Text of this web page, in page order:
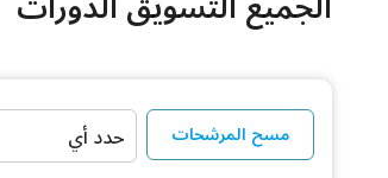
مسح المرشحات